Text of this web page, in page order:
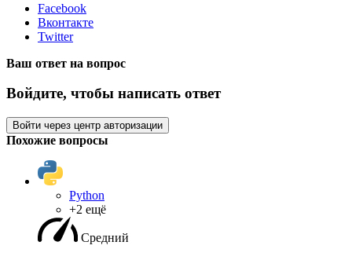
Facebook
Вконтакте
Twitter
Ваш ответ на вопрос
Войдите, чтобы написать ответ
Войти через центр авторизации
Похожие вопросы
Python
+2 ещё
Средний